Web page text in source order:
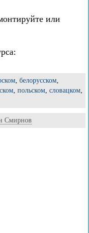
или
, белорусском,
, польском, словацком,
Смирнов